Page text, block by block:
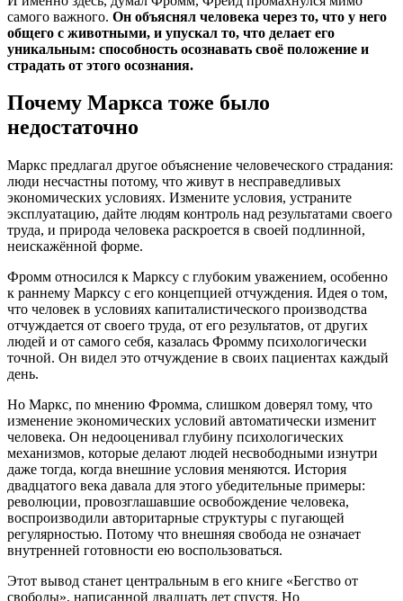
самого важного. Он объяснял человека через то, что у него
общего с животными, и упускал то, что делает его
уникальным: способность осознавать своё положение и
страдать от этого осознания.
Почему Маркса тоже было
недостаточно
Маркс предлагал другое объяснение человеческого страдания:
люди несчастны потому, что живут в несправедливых
экономических условиях. Измените условия, устраните
эксплуатацию, дайте людям контроль над результатами своего
труда, и природа человека раскроется в своей подлинной,
неискажённой форме.
Фромм относился к Марксу с глубоким уважением, особенно
к раннему Марксу с его концепцией отчуждения. Идея о том,
что человек в условиях капиталистического производства
отчуждается от своего труда, от его результатов, от других
людей и от самого себя, казалась Фромму психологически
точной. Он видел это отчуждение в своих пациентах каждый
день.
Но Маркс, по мнению Фромма, слишком доверял тому, что
изменение экономических условий автоматически изменит
человека. Он недооценивал глубину психологических
механизмов, которые делают людей несвободными изнутри
даже тогда, когда внешние условия меняются. История
двадцатого века давала для этого убедительные примеры:
революции, провозглашавшие освобождение человека,
воспроизводили авторитарные структуры с пугающей
регулярностью. Потому что внешняя свобода не означает
внутренней готовности ею воспользоваться.
Этот вывод станет центральным в его книге «Бегство от
свободы», написанной двадцать лет спустя. Но